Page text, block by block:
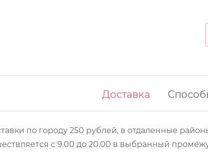
Доставка
по городу 250 рублей, в отдаленные
с 9.00 до 20.00 в выбранный